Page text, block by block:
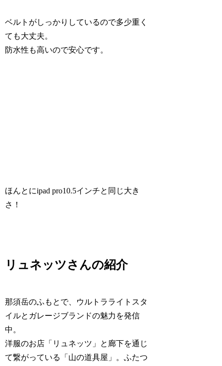
ベルトがしっかりしているので多少重く
ても大丈夫。
防水性も高いので安心です。
ほんとにipad pro10.5インチと同じ大き
さ！
リュネッツさんの紹介
那須岳のふもとで、ウルトラライトスタ
イルとガレージブランドの魅力を発信
中。
洋服のお店「リュネッツ」と廊下を通じ
て繋がっている「山の道具屋」。ふたつ